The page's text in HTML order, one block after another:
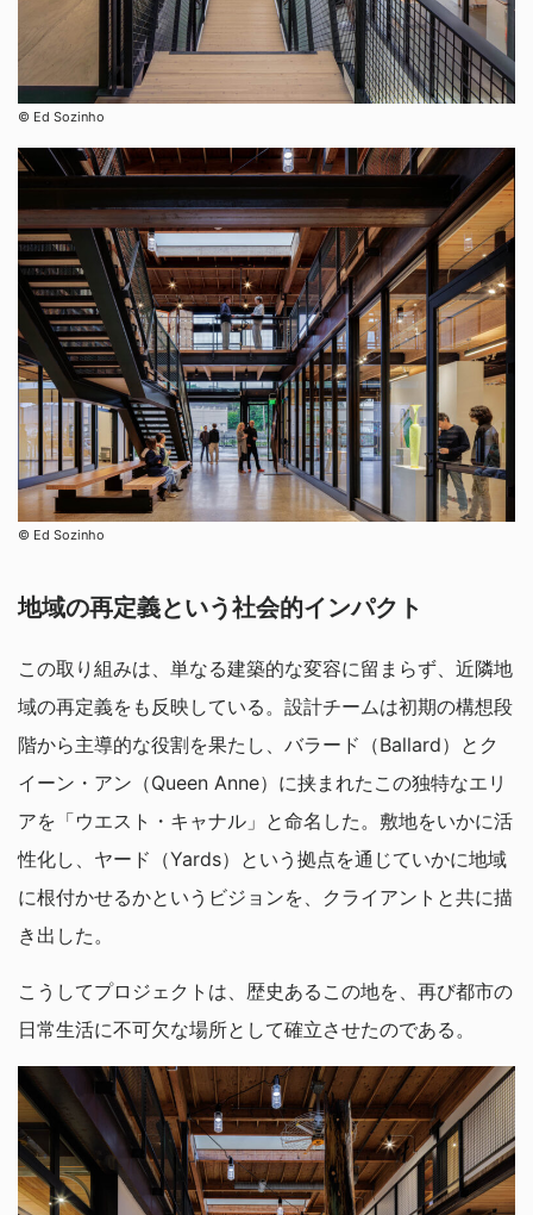
©︎ Ed Sozinho
©︎ Ed Sozinho
地域の再定義という社会的インパクト
この取り組みは、単なる建築的な変容に留まらず、近隣地
域の再定義をも反映している。設計チームは初期の構想段
階から主導的な役割を果たし、バラード（Ballard）とク
イーン・アン（Queen Anne）に挟まれたこの独特なエリ
アを「ウエスト・キャナル」と命名した。敷地をいかに活
性化し、ヤード（Yards）という拠点を通じていかに地域
に根付かせるかというビジョンを、クライアントと共に描
き出した。
こうしてプロジェクトは、歴史あるこの地を、再び都市の
日常生活に不可欠な場所として確立させたのである。